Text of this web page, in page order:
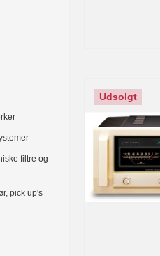
filtre og
pick up's
Udsolgt